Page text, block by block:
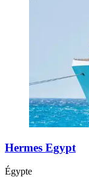
Hermes Egypt
Égypte